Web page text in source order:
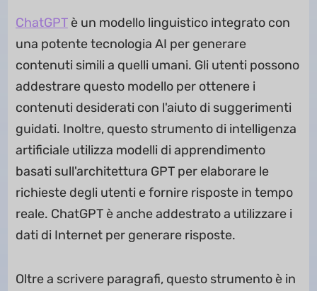
ChatGPTè un modello linguistico integrato con
una potente tecnologia AI per generare
contenuti simili a quelli umani. Gli utenti possono
addestrare questo modello per ottenere i
contenuti desiderati con l'aiuto di suggerimenti
guidati. Inoltre, questo strumento di intelligenza
artificiale utilizza modelli di apprendimento
basati sull'architettura GPT per elaborare le
richieste degli utenti e fornire risposte in tempo
reale. ChatGPT è anche addestrato a utilizzare i
dati di Internet per generare risposte.
Oltre a scrivere paragrafi, questo strumento è in